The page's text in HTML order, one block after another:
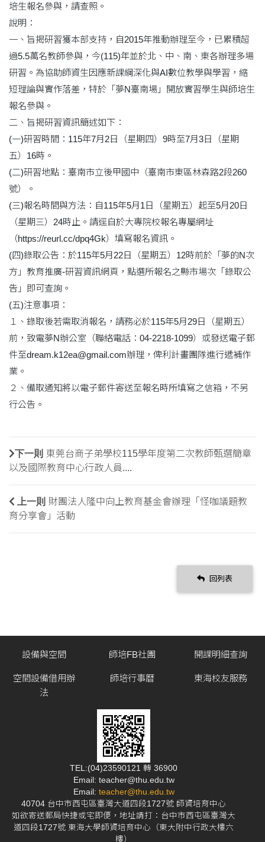
培生報名參與，請查照。
說明：
一、旨揭研習獲本部支持，自2015年推動辦理至今，已累積超
過5.5萬名教師參與，今(115)年並於北、中、南、東各辦理多場
研習。為協助師資生因應新課綱深化與AI數位教學與學習，縮
短理論與實作落差，特於「夢N臺南場」開放實習學生與師培生
報名參與。
二、旨揭研習資訊簡述如下：
(一)研習時間：115年7月2日（星期四）9時至7月3日（星期
五）16時。
(二)研習地點：臺南市立後甲國中（臺南市東區林森路2段260
號）。
(三)報名時間與方法：自115年5月1日（星期五）起至5月20日
（星期三）24時止。請逕自於大專院校報名專屬網址
（https://reurl.cc/dpq4Gk）填寫報名資訊。
(四)錄取公告：於115年5月22日（星期五）12時前於「夢的N次
方」教育推廣-研習資訊網頁，點選所報名之縣市場次「錄取公
告」即可查詢。
(五)注意事項：
１、錄取後若需取消報名，請務必於115年5月29日（星期五）
前，致電夢N辦公室（聯絡電話：04-2218-1099）或發送電子郵
件至dream.k12ea@gmail.com辦理，俾利計畫團隊進行遞補作
業。
２、備取通知將以電子郵件寄送至報名時所填寫之信箱，不另
行公告。
下一則 東莞台商子弟學校115學年度第二次教師甄選簡章
以及國際教育中心行政人員....
上一則 財團法人隆中向上教育基金會辦理「怪咖議題教
育分享會」活動
回列表
設備與空間
空間設備借用辦
法
師培FB社團
師培行事曆
開課明細查詢
東海校友服務
TEL:(04)23590121 轉 36900
Email: teacher@thu.edu.tw
Email: teacher@thu.edu.tw
40704 台中市西屯區臺灣大道四段1727號 師資培育中心
如欲寄送郵局快捷或宅即便，地址請打：台中市西屯區臺灣大
道四段1727號 東海大學師資培育中心（東大附中行政大樓六
樓）